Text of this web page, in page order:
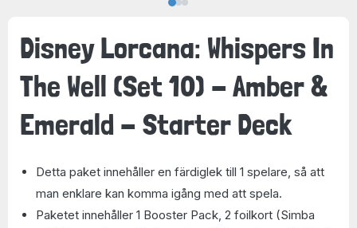
Disney Lorcana: Whispers In
The Well (Set 10) - Amber &
Emerald - Starter Deck
Detta paket innehåller en färdiglek till 1 spelare, så att
man enklare kan komma igång med att spela.
Paketet innehåller 1 Booster Pack, 2 foilkort (Simba